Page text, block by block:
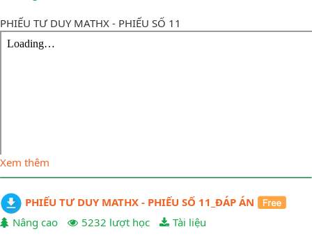
PHIẾU TƯ DUY MATHX - PHIẾU SỐ 11
Xem thêm
PHIẾU TƯ DUY MATHX - PHIẾU SỐ 11_ĐÁP ÁN
Nâng cao
5232 lượt học Tài liệu